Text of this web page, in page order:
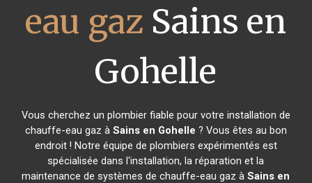
eau gaz Sains en
Gohelle
Vous cherchez un plombier fiable pour votre installation de
chauffe-eau gaz à Sains en Gohelle ? Vous êtes au bon
endroit ! Notre équipe de plombiers expérimentés est
spécialisée dans l'installation, la réparation et la
maintenance de systèmes de chauffe-eau gaz àSains en